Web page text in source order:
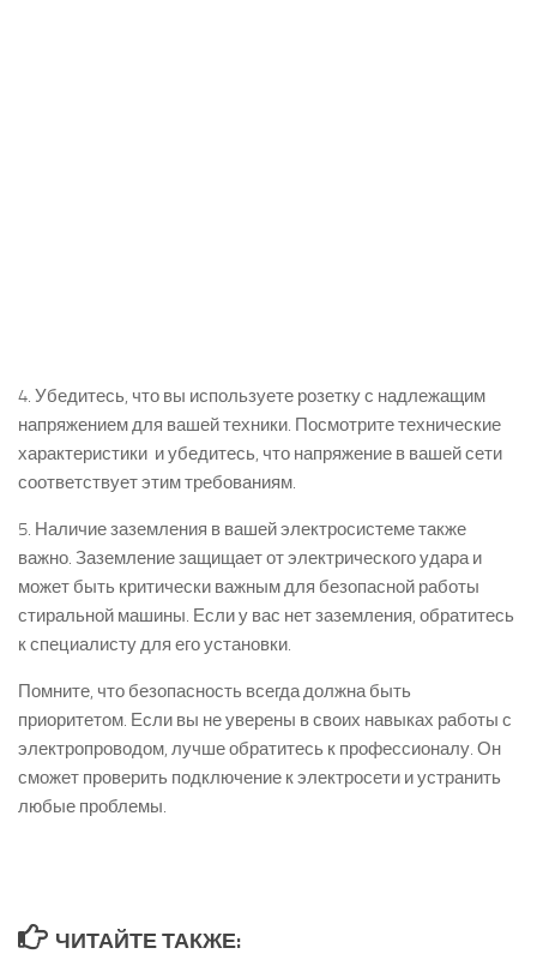
4. Убедитесь, что вы используете розетку с надлежащим
напряжением для вашей техники. Посмотрите технические
характеристики и убедитесь, что напряжение в вашей сети
соответствует этим требованиям.
5. Наличие заземления в вашей электросистеме также
важно. Заземление защищает от электрического удара и
может быть критически важным для безопасной работы
стиральной машины. Если у вас нет заземления, обратитесь
к специалисту для его установки.
Помните, что безопасность всегда должна быть
приоритетом. Если вы не уверены в своих навыках работы с
электропроводом, лучше обратитесь к профессионалу. Он
сможет проверить подключение к электросети и устранить
любые проблемы.
ЧИТАЙТЕ ТАКЖЕ: